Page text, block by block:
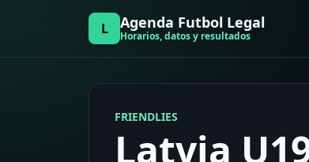
L Agenda Futbol Legal
Horarios, datos y resultados
FRIENDLIES
Latvia